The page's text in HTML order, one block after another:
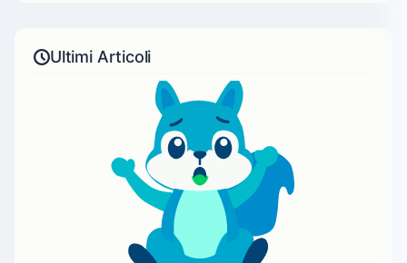
Ultimi Articoli